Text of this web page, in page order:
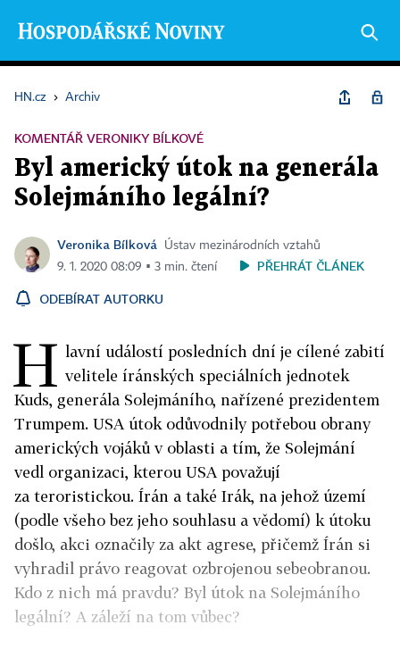
HN.cz › Archiv
KOMENTÁŘ VERONIKY BÍLKOVÉ
Byl americký útok na generála
Solejmáního legální?
Veronika Bílková
Ústav mezinárodních vztahů
9. 1. 2020 08:09 ▪ 3 min. čtení
PŘEHRÁT ČLÁNEK
ODEBÍRAT AUTORKU
H lavní událostí posledních dní je cílené zabití
velitele íránských speciálních jednotek
Kuds, generála Solejmáního, nařízené prezidentem
Trumpem. USA útok odůvodnily potřebou obrany
amerických vojáků v oblasti a tím, že Solejmání
vedl organizaci, kterou USA považují
za teroristickou. Írán a také Irák, na jehož území
(podle všeho bez jeho souhlasu a vědomí) k útoku
došlo, akci označily za akt agrese, přičemž Írán si
vyhradil právo reagovat ozbrojenou sebeobranou.
Kdo z nich má pravdu? Byl útok na Solejmáního
legální? A záleží na tom vůbec?